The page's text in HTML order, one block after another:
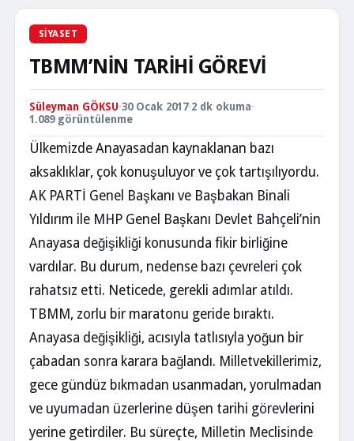
SIYASET
TBMM’NİN TARİHİ GÖREVİ
Süleyman GÖKSU·30 Ocak 2017·2 dk okuma·
1.089 görüntülenme
Ülkemizde Anayasadan kaynaklanan bazı
aksaklıklar, çok konuşuluyor ve çok tartışılıyordu.
AK PARTİ Genel Başkanı ve Başbakan Binali
Yıldırım ile MHP Genel Başkanı Devlet Bahçeli’nin
Anayasa değişikliği konusunda fikir birliğine
vardılar. Bu durum, nedense bazı çevreleri çok
rahatsız etti. Neticede, gerekli adımlar atıldı.
TBMM, zorlu bir maratonu geride bıraktı.
Anayasa değişikliği, acısıyla tatlısıyla yoğun bir
çabadan sonra karara bağlandı. Milletvekillerimiz,
gece gündüz bıkmadan usanmadan, yorulmadan
ve uyumadan üzerlerine düşen tarihi görevlerini
yerine getirdiler. Bu süreçte, Milletin Meclisinde